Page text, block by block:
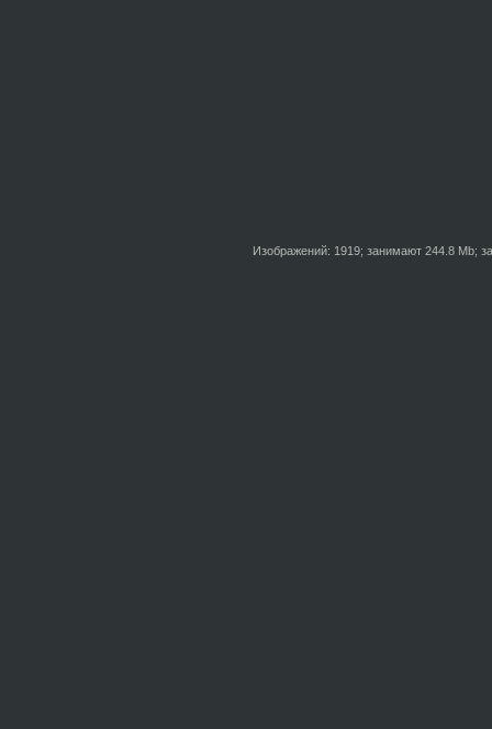
Изображений: 1919; занимают 244.8 Mb;